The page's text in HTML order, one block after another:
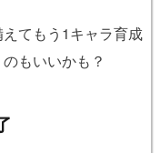
てもう1キャラ育成
もいいかも？